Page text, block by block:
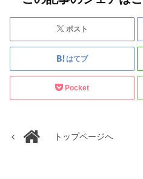
ポスト
はてブ
Pocket
トップページへ